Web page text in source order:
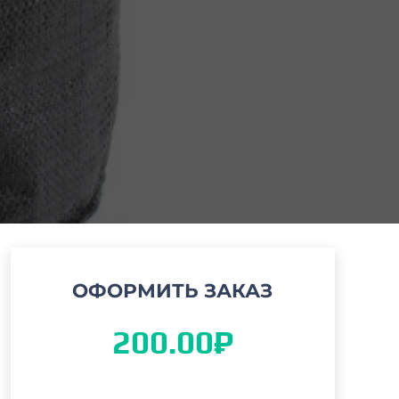
ОФОРМИТЬ ЗАКАЗ
200.00₽